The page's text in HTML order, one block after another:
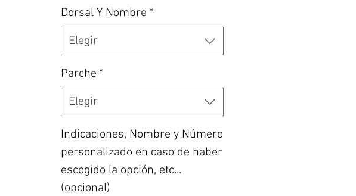
Dorsal Y Nombre *
Elegir
Parche *
Elegir
Indicaciones, Nombre y Número
personalizado en caso de haber
escogido la opción, etc...
(opcional)